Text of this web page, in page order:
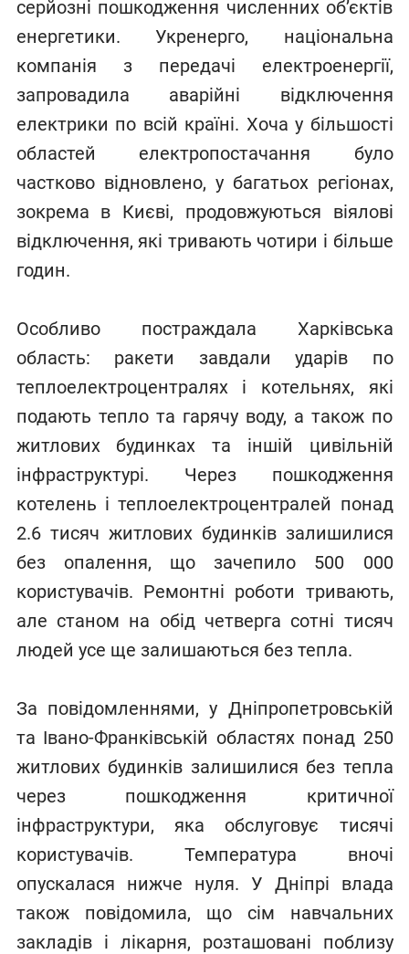
серйозні пошкодження численних об’єктів
енергетики. Укренерго, національна
компанія з передачі електроенергії,
запровадила аварійні відключення
електрики по всій країні. Хоча у більшості
областей електропостачання було
частково відновлено, у багатьох регіонах,
зокрема в Києві, продовжуються віялові
відключення, які тривають чотири і більше
годин.
Особливо постраждала Харківська
область: ракети завдали ударів по
теплоелектроцентралях і котельнях, які
подають тепло та гарячу воду, а також по
житлових будинках та іншій цивільній
інфраструктурі. Через пошкодження
котелень і теплоелектроцентралей понад
2.6 тисяч житлових будинків залишилися
без опалення, що зачепило 500 000
користувачів. Ремонтні роботи тривають,
але станом на обід четверга сотні тисяч
людей усе ще залишаються без тепла.
За повідомленнями, у Дніпропетровській
та Івано-Франківській областях понад 250
житлових будинків залишилися без тепла
через пошкодження критичної
інфраструктури, яка обслуговує тисячі
користувачів. Температура вночі
опускалася нижче нуля. У Дніпрі влада
також повідомила, що сім навчальних
закладів і лікарня, розташовані поблизу